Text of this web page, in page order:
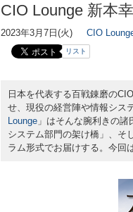
CIO Lounge 新本
2023年3月7日(火) CIO
リスト
日本を代表する百戦錬磨の
せ、現役の経営陣や情報シス
Lounge 」はそんな腕利きの
システム部門の架け橋」、そ
ラム形式でお届けする。今回